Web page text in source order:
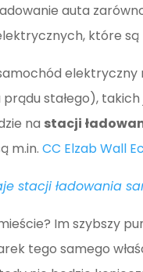
auta
które
prądu stałego),
na stacji
m.in.CC Elzab Wall
stacji ładowania
Im szybszy
tego samego